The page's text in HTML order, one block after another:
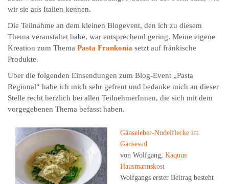
wir sie aus Italien kennen.
Die Teilnahme an dem kleinen Blogevent, den ich zu diesem
Thema veranstaltet habe, war entsprechend gering. Meine eigene
Kreation zum Thema Pasta Frankonia setzt auf fränkische
Produkte.
Über die folgenden Einsendungen zum Blog-Event „Pasta
Regional“ habe ich mich sehr gefreut und bedanke mich an dieser
Stelle recht herzlich bei allen TeilnehmerInnen, die sich mit dem
vorgegebenen Thema befasst haben.
Gänseleber-Nudelflecke im
Gänsesud
von Wolfgang, Kaquus
Hausmannskost
Wolfgangs erster Beitrag besteht